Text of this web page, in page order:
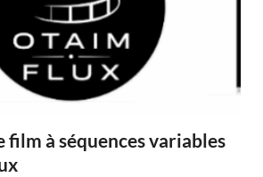
film à séquences variables